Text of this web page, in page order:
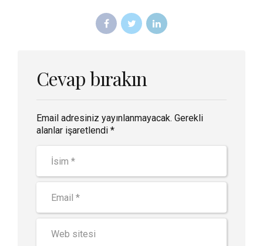
Cevap bırakın
Email adresiniz yayınlanmayacak. Gerekli
alanlar işaretlendi *